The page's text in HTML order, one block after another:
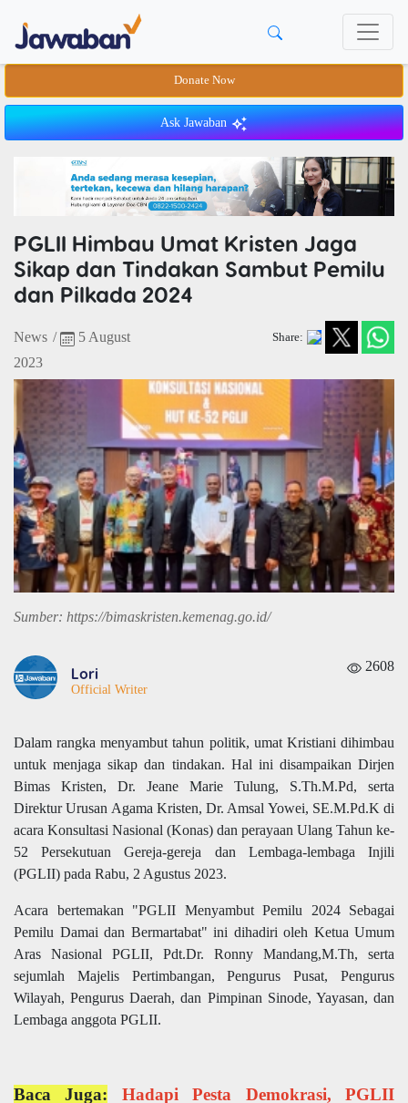
Donate Now
Ask Jawaban
PGLII Himbau Umat Kristen Jaga
Sikap dan Tindakan Sambut Pemilu
dan Pilkada 2024
News /
5 August
2023
Share:
Sumber: https://bimaskristen.kemenag.go.id/
Lori
Official Writer
2608
Dalam rangka menyambut tahun politik, umat Kristiani dihimbau
untuk menjaga sikap dan tindakan. Hal ini disampaikan Dirjen
Bimas Kristen, Dr. Jeane Marie Tulung, S.Th.M.Pd, serta
Direktur Urusan Agama Kristen, Dr. Amsal Yowei, SE.M.Pd.K di
acara Konsultasi Nasional (Konas) dan perayaan Ulang Tahun ke-
52 Persekutuan Gereja-gereja dan Lembaga-lembaga Injili
(PGLII) pada Rabu, 2 Agustus 2023.
Acara bertemakan "PGLII Menyambut Pemilu 2024 Sebagai
Pemilu Damai dan Bermartabat" ini dihadiri oleh Ketua Umum
Aras Nasional PGLII, Pdt.Dr. Ronny Mandang,M.Th, serta
sejumlah Majelis Pertimbangan, Pengurus Pusat, Pengurus
Wilayah, Pengurus Daerah, dan Pimpinan Sinode, Yayasan, dan
Lembaga anggota PGLII.
Baca Juga:
Hadapi Pesta Demokrasi, PGLII